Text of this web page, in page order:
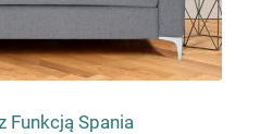
Funkcją Spania